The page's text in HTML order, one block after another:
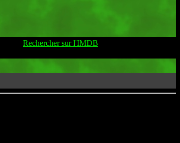
Rechercher sur l'IMDB